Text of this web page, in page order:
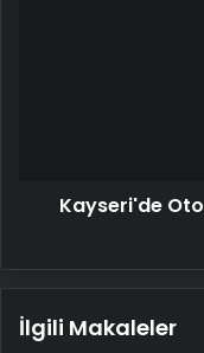
Kayseri'de
İlgili Makaleler